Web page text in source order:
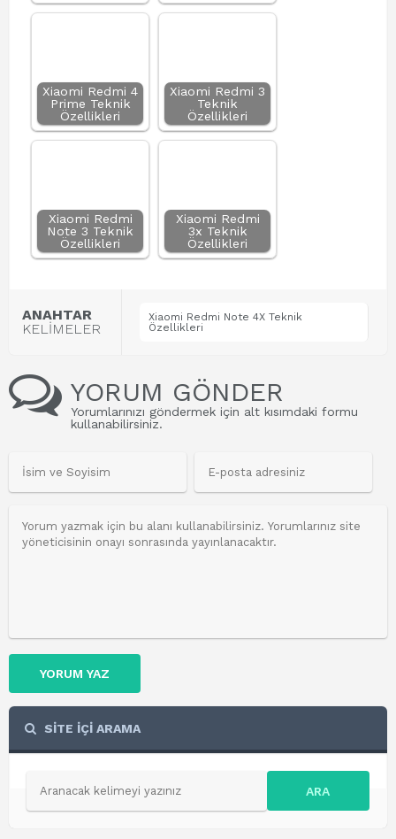
Xiaomi Redmi 4
Prime Teknik
Özellikleri
Xiaomi Redmi 3
Teknik
Özellikleri
Xiaomi Redmi
Note 3 Teknik
Özellikleri
Xiaomi Redmi
3x Teknik
Özellikleri
ANAHTAR
KELİMELER
Xiaomi Redmi Note 4X Teknik
Özellikleri
YORUM GÖNDER
Yorumlarınızı göndermek için alt kısımdaki formu
kullanabilirsiniz.
YORUM YAZ
SİTE İÇİ ARAMA
ARA